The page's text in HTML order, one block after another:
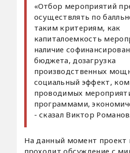
«Отбор мероприятий
осуществлять по
таким критериям, как
капиталоемкость
наличие
бюджета, дозагрузка
производственных
социальный эффект,
проводимых
программами,
- сказал Виктор Романов.
На данный момент проект
проходит обсуждение с